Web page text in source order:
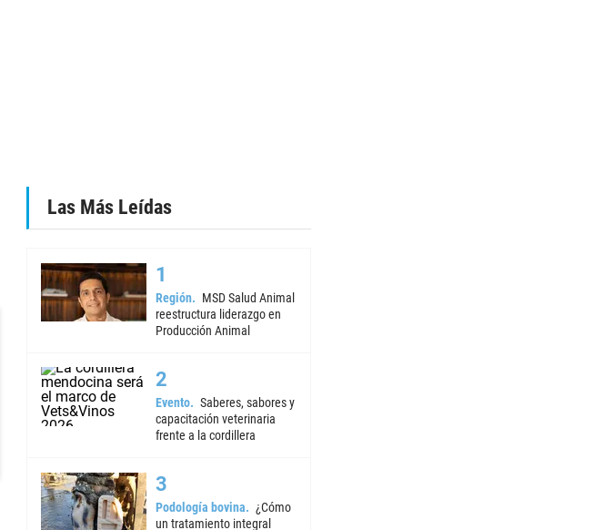
Las Más Leídas
Región
MSD Salud Animal
reestructura liderazgo en
Producción Animal
Evento
Saberes, sabores y
capacitación veterinaria
frente a la cordillera
Podología bovina
¿Cómo
un tratamiento integral